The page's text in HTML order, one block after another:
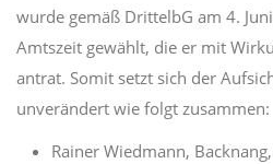
wurde gemäß DrittelbG am 4.
Amtszeit gewählt, die er mit
antrat. Somit setzt sich der
unverändert wie folgt zusammen:
Rainer Wiedmann,